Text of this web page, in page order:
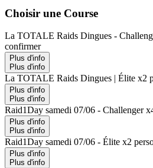
Choisir une Course
La TOTALE Raids Dingues -
confirmer
Plus d'info
Plus d'info
La TOTALE Raids Dingues | Élite x2
Plus d'info
Plus d'info
Raid1Day samedi 07/06 - Challenger
Plus d'info
Plus d'info
Raid1Day samedi 07/06 - Élite x2
Plus d'info
Plus d'info